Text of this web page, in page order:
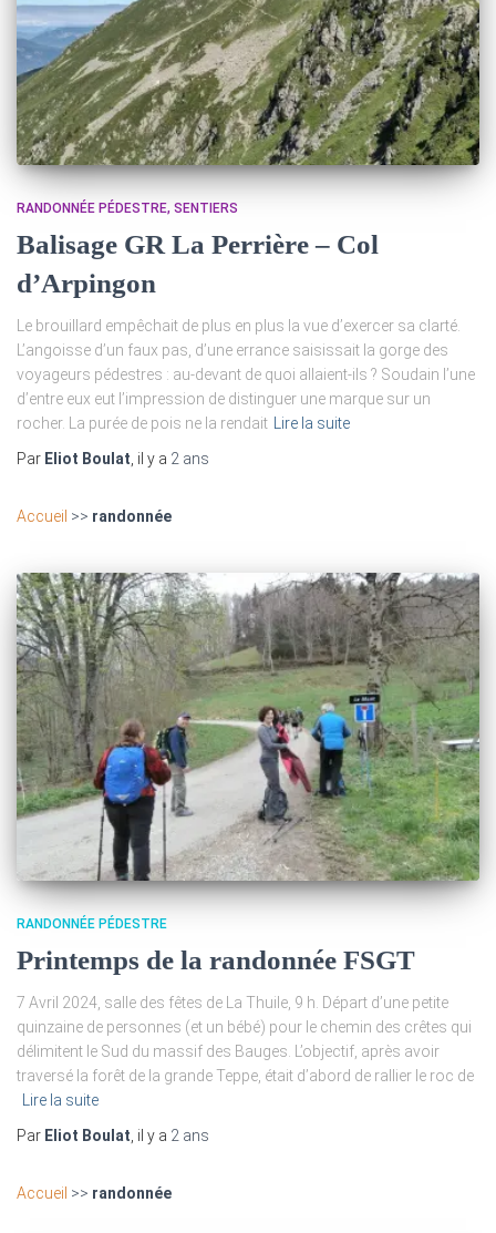
RANDONNÉE PÉDESTRE SENTIERS
Balisage GR La Perrière – Col
d’Arpingon
Le brouillard empêchait de plus en plus la vue d’exercer sa clarté.
L’angoisse d’un faux pas, d’une errance saisissait la gorge des
voyageurs pédestres : au-devant de quoi allaient-ils ? Soudain l’une
d’entre eux eut l’impression de distinguer une marque sur un
rocher. La purée de pois ne la rendait
Lire la suite
Par Eliot Boulat , il y a 2 ans
Accueil >> randonnée
RANDONNÉE PÉDESTRE
Printemps de la randonnée FSGT
7 Avril 2024, salle des fêtes de La Thuile, 9 h. Départ d’une petite
quinzaine de personnes (et un bébé) pour le chemin des crêtes qui
délimitent le Sud du massif des Bauges. L’objectif, après avoir
traversé la forêt de la grande Teppe, était d’abord de rallier le roc de
Lire la suite
Par Eliot Boulat, il y a 2 ans
Accueil >> randonnée